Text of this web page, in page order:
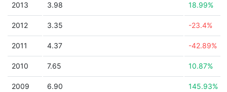
2013 3.98 18.99%
2012 3.35 -23.4%
2011 4.37 -42.89%
2010 7.65 10.87%
2009 6.90 145.93%